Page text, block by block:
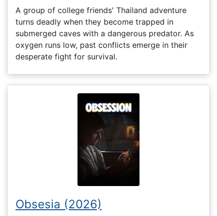
A group of college friends' Thailand adventure
turns deadly when they become trapped in
submerged caves with a dangerous predator. As
oxygen runs low, past conflicts emerge in their
desperate fight for survival.
Obsesia (2026)